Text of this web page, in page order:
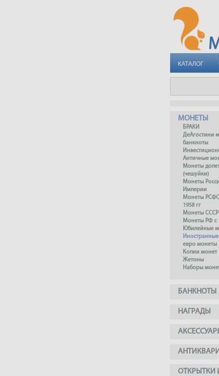
КАТАЛОГ
МОНЕТЫ
БРАКИ
ДеАгостини
банкноты
Античные
Монеты
(чешуйки)
Монеты
Империи
Монеты
1958 гг
Монеты СССР
Монеты РФ с
Юбилейные
евро монеты
Копии монет
Жетоны
Наборы
БАНКНОТЫ
НАГРАДЫ
ОТКРЫТКИ